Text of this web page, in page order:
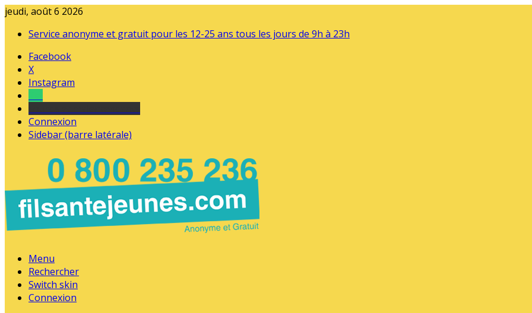
jeudi, août 6 2026
Service anonyme et gratuit pour les 12-25 ans tous les jours de 9h à 23h
Facebook
X
Instagram
Connexion
Sidebar (barre latérale)
Menu
Rechercher
Switch skin
Connexion